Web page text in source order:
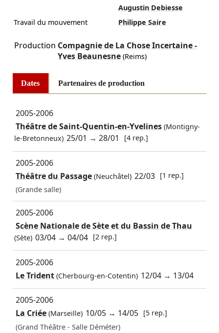
Augustin Debiesse
Travail du mouvement
Philippe Saire
Production Compagnie de La Chose Incertaine -
Yves Beaunesne(Reims)
Dates Partenaires de production
2005-2006
Théâtre de Saint-Quentin-en-Yvelines(Montigny-
le-Bretonneux) 25/01 →28/01 [4 rep.]
2005-2006
Théâtre du Passage(Neuchâtel) 22/03 [1 rep.]
(Grande salle)
2005-2006
Scène Nationale de Sète et du Bassin de Thau
(Sète) 03/04 →04/04 [2 rep.]
2005-2006
Le Trident(Cherbourg-en-Cotentin) 12/04 → 13/04
2005-2006
La Criée(Marseille) 10/05 → 14/05 [5 rep.]
(Grand Théâtre - Salle Déméter)